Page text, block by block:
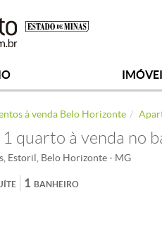
à venda Belo Horizonte
quarto à venda no
Estoril, Belo Horizonte - MG
BANHEIRO
1